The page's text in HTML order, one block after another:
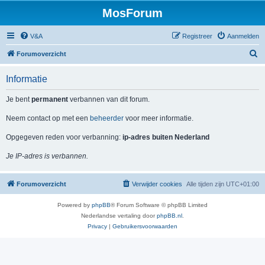
MosForum
V&A Aanmelden
Registreer
Forumoverzicht
Informatie
Je bentpermanent verbannen van dit forum.
Neem contact op met een beheerder voor meer informatie.
Opgegeven reden voor verbanning: ip-adres buiten Nederland
Je IP-adres is verbannen.
Forumoverzicht Alle tijden zijn UTC+01:00
Verwijder cookies
Powered by phpBB® Forum Software © phpBB Limited
Nederlandse vertaling doorphpBB.nl
Privacy | Gebruikersvoorwaarden